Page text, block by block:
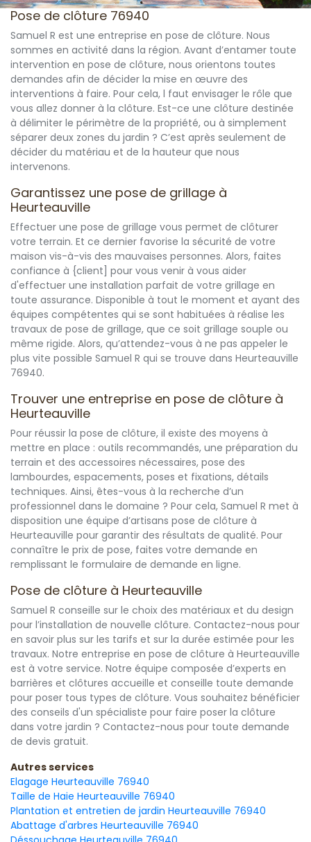
Pose de clôture 76940
Samuel R est une entreprise en pose de clôture. Nous
sommes en activité dans la région. Avant d’entamer toute
intervention en pose de clôture, nous orientons toutes
demandes afin de décider la mise en œuvre des
interventions à faire. Pour cela, l faut envisager le rôle que
vous allez donner à la clôture. Est-ce une clôture destinée
à délimiter le périmètre de la propriété, ou à simplement
séparer deux zones du jardin ? C’est après seulement de
décider du matériau et de la hauteur que nous
intervenons.
Garantissez une pose de grillage à
Heurteauville
Effectuer une pose de grillage vous permet de clôturer
votre terrain. Et ce dernier favorise la sécurité de votre
maison vis-à-vis des mauvaises personnes. Alors, faites
confiance à {client] pour vous venir à vous aider
d'effectuer une installation parfait de votre grillage en
toute assurance. Disponible à tout le moment et ayant des
équipes compétentes qui se sont habituées à réalise les
travaux de pose de grillage, que ce soit grillage souple ou
même rigide. Alors, qu’attendez-vous à ne pas appeler le
plus vite possible Samuel R qui se trouve dans Heurteauville
76940.
Trouver une entreprise en pose de clôture à
Heurteauville
Pour réussir la pose de clôture, il existe des moyens à
mettre en place : outils recommandés, une préparation du
terrain et des accessoires nécessaires, pose des
lambourdes, espacements, poses et fixations, détails
techniques. Ainsi, êtes-vous à la recherche d’un
professionnel dans le domaine ? Pour cela, Samuel R met à
disposition une équipe d’artisans pose de clôture à
Heurteauville pour garantir des résultats de qualité. Pour
connaître le prix de pose, faites votre demande en
remplissant le formulaire de demande en ligne.
Pose de clôture à Heurteauville
Samuel R conseille sur le choix des matériaux et du design
pour l’installation de nouvelle clôture. Contactez-nous pour
en savoir plus sur les tarifs et sur la durée estimée pour les
travaux. Notre entreprise en pose de clôture à Heurteauville
est à votre service. Notre équipe composée d’experts en
barrières et clôtures accueille et conseille toute demande
pour poser tous types de clôture. Vous souhaitez bénéficier
des conseils d'un spécialiste pour faire poser la clôture
dans votre jardin ? Contactez-nous pour toute demande
de devis gratuit.
Autres services
Elagage Heurteauville 76940
Taille de Haie Heurteauville 76940
Plantation et entretien de jardin Heurteauville 76940
Abattage d'arbres Heurteauville 76940